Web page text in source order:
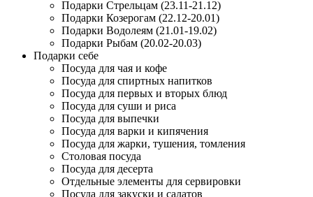
Подарки Стрельцам (23.11-21.12)
Подарки Козерогам (22.12-20.01)
Подарки Водолеям (21.01-19.02)
Подарки Рыбам (20.02-20.03)
Подарки себе
Посуда для чая и кофе
Посуда для спиртных напитков
Посуда для первых и вторых блюд
Посуда для суши и риса
Посуда для выпечки
Посуда для варки и кипячения
Посуда для жарки, тушения, томления
Столовая посуда
Посуда для десерта
Отдельные элементы для сервировки
Посуда для закуски и салатов